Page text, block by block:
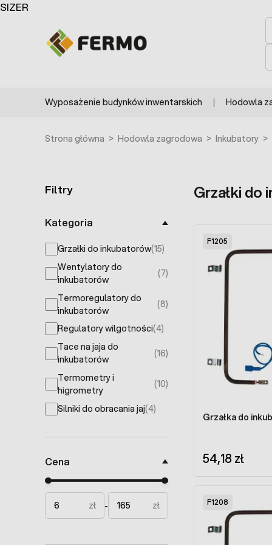
Przejdź do treści
Wyposażenie budynków inwentarskich Hodowla
Strona główna > Hodowla zagrodowa > Inkubatory >
Filtry
Kategoria
Grzałki do inkubatorów(15)
products available
Wentylatory do
inkubatorów
(7)
products available
Termoregulatory do
inkubatorów
(8)
products available
Regulatory wilgotności(4)
products available
Tace na jaja do
inkubatorów
(16)
products available
Termometry i
higrometry
(10)
products available
Silniki do obracania jaj(4)
products available
Cena
Minimal price
Maximum price
zł
- zł
Grzałki do
F1205
Grzałka do
54,18 zł
F1208
SIZER